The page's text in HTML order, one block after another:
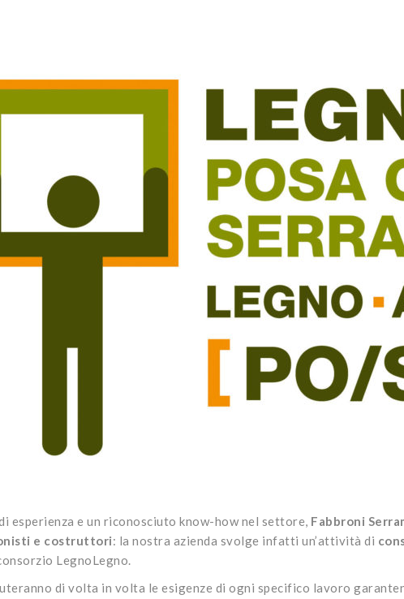
esperienza e un riconosciuto know-how nel settore, Fabbroni
e costruttori: la nostra azienda svolge infatti un’attività di
LegnoLegno.
di volta in volta le esigenze di ogni specifico lavoro